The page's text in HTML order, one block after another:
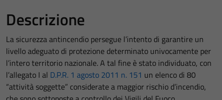
Descrizione
La sicurezza antincendio persegue l’intento di garantire un
livello adeguato di protezione determinato univocamente per
l’intero territorio nazionale. A tal fine è stato individuato, con
l’allegato I al D.P.R. 1 agosto 2011 n. 151 un elenco di 80
“attività soggette” considerate a maggior rischio d’incendio,